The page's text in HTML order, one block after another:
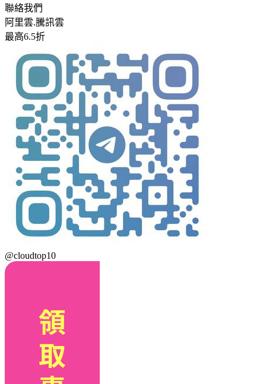
聯絡我們
阿里雲.騰訊雲
最高6.5折
@cloudtop10